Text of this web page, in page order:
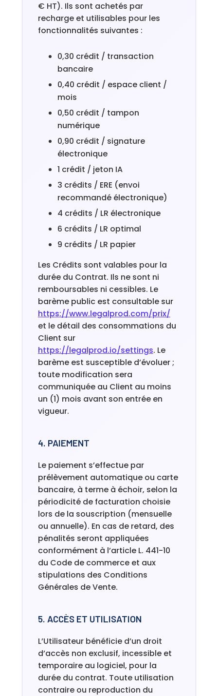
€ HT). Ils sont achetés par
recharge et utilisables pour les
fonctionnalités suivantes :
0,30 crédit / transaction
bancaire
0,40 crédit / espace client /
mois
0,50 crédit / tampon
numérique
0,90 crédit / signature
électronique
1 crédit / jeton IA
3 crédits / ERE (envoi
recommandé électronique)
4 crédits / LR électronique
6 crédits / LR optimal
9 crédits / LR papier
Les Crédits sont valables pour la
durée du Contrat. Ils ne sont ni
remboursables ni cessibles. Le
barème public est consultable sur
https://www.legalprod.com/prix/
et le détail des consommations du
Client sur
https://legalprod.io/settings. Le
barème est susceptible d’évoluer ;
toute modification sera
communiquée au Client au moins
un (1) mois avant son entrée en
vigueur.
4. PAIEMENT
Le paiement s’effectue par
prélèvement automatique ou carte
bancaire, à terme à échoir, selon la
périodicité de facturation choisie
lors de la souscription (mensuelle
ou annuelle). En cas de retard, des
pénalités seront appliquées
conformément à l’article L. 441-10
du Code de commerce et aux
stipulations des Conditions
Générales de Vente.
5. ACCÈS ET UTILISATION
L’Utilisateur bénéficie d’un droit
d’accès non exclusif, incessible et
temporaire au logiciel, pour la
durée du contrat. Toute utilisation
contraire ou reproduction du